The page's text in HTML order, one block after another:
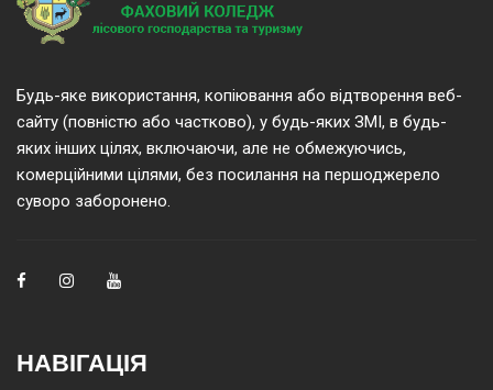
Будь-яке використання, копіювання або відтворення веб-
сайту (повністю або частково), у будь-яких ЗМІ, в будь-
яких інших цілях, включаючи, але не обмежуючись,
комерційними цілями, без посилання на першоджерело
суворо заборонено.
НАВІГАЦІЯ